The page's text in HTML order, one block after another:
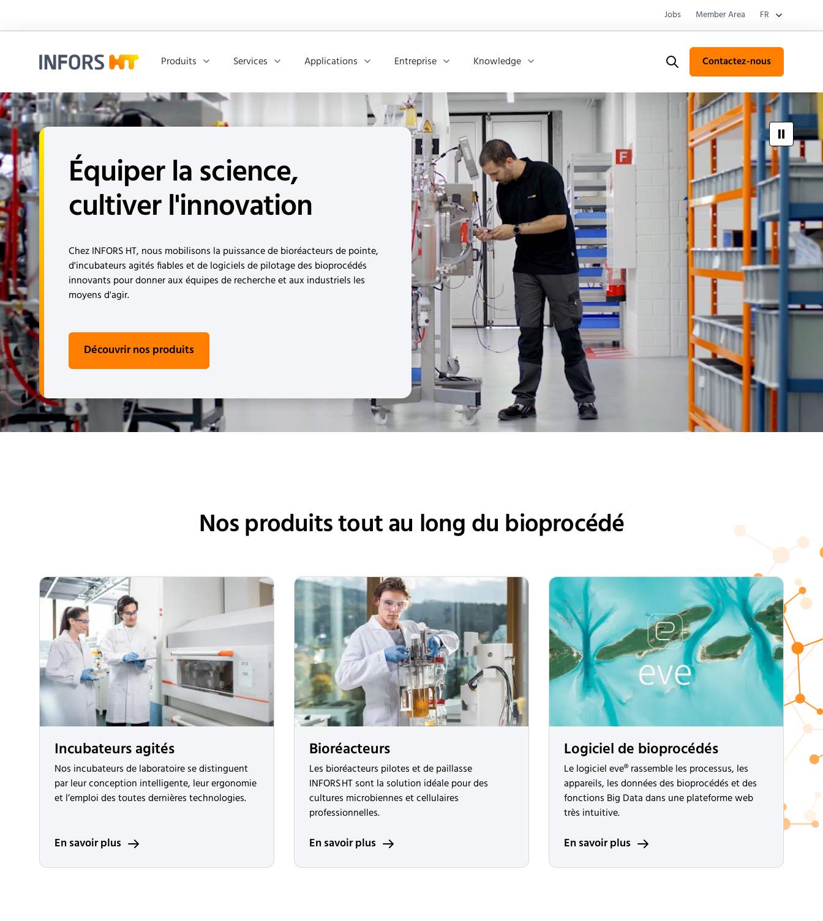
Jobs Member Area FR
Produits Services Applications Entreprise Knowledge Search Contactez-nous
Équiper la science,
cultiver l'innovation
Chez INFORS HT, nous mobilisons la puissance de bioréacteurs de pointe,
d'incubateurs agités fiables et de logiciels de pilotage des bioprocédés
innovants pour donner aux équipes de recherche et aux industriels les
moyens d'agir.
Découvrir nos produits
media/
Nos produits tout au long du bioprocédé
Incubateurs agités
Nos incubateurs de laboratoire se distinguent
par leur conception intelligente, leur ergonomie
et l’emploi des toutes dernières technologies.
En savoir plus
Bioréacteurs
Les bioréacteurs pilotes et de paillasse
INFORS HT sont la solution idéale pour des
cultures microbiennes et cellulaires
professionnelles.
En savoir plus
Logiciel de bioprocédés
Le logiciel eve® rassemble les processus, les
appareils, les données des bioprocédés et des
fonctions Big Data dans une plateforme web
très intuitive.
En savoir plus